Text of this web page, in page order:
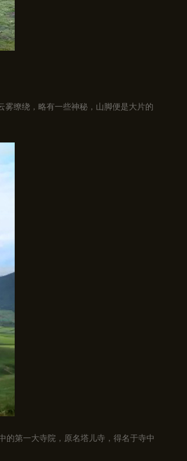
缭绕，略有一些神秘，山脚便是大片的
的第一大寺院，原名塔儿寺，得名于寺中